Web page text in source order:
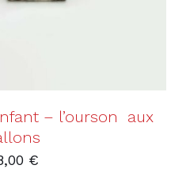
– l’ourson aux
€